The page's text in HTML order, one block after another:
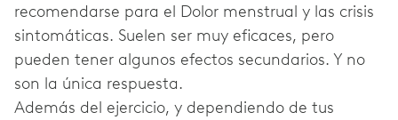
recomendarse para el Dolor menstrual y las crisis
sintomáticas. Suelen ser muy eficaces, pero
pueden tener algunos efectos secundarios. Y no
son la única respuesta.
Además del ejercicio, y dependiendo de tus